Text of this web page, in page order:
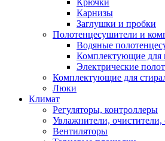
Карнизы
Заглушки и пробки
Полотенцесушители и
Водяные
Комплектующие для
Электрические
Комплектующие для
Люки
Климат
Регуляторы, контроллеры
Увлажнители, очистители,
Вентиляторы